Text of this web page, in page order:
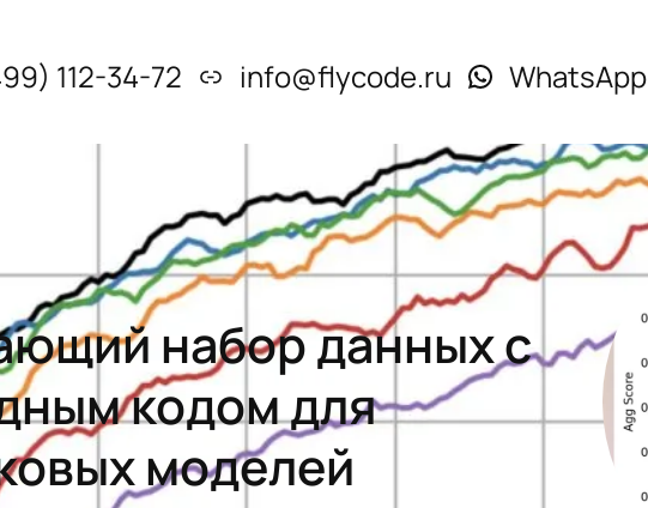
112-34-72 info@flycode.ru WhatsApp
набор данных с
кодом для
моделей